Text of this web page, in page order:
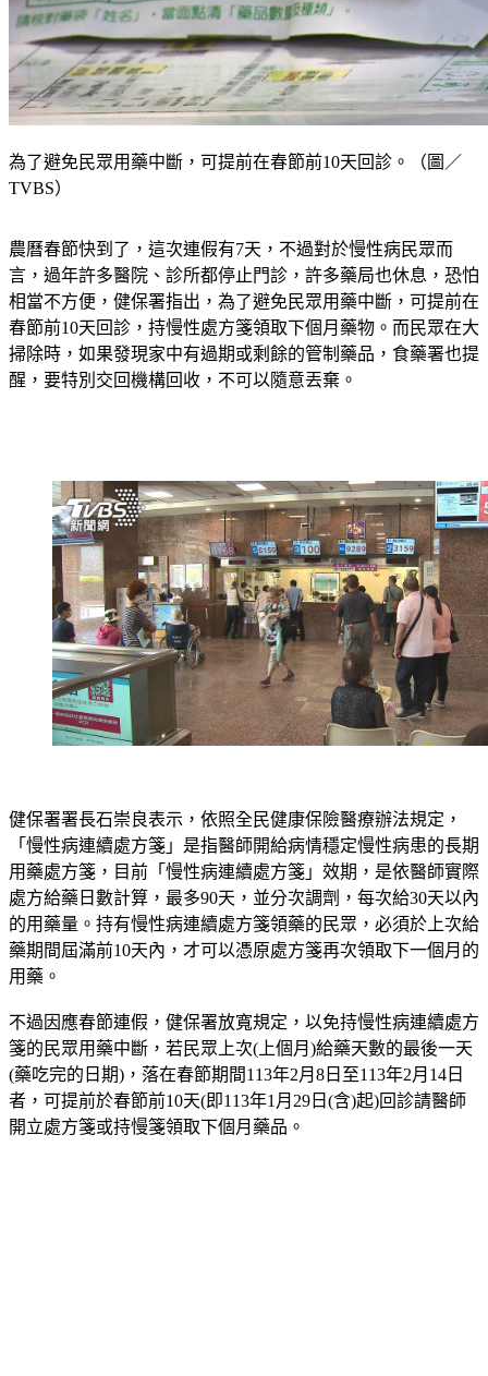
為了避免民眾用藥中斷，可提前在春節前10天回診。（圖／
TVBS）
農曆春節快到了，這次連假有7天，不過對於慢性病民眾而
言，過年許多醫院、診所都停止門診，許多藥局也休息，恐怕
相當不方便，健保署指出，為了避免民眾用藥中斷，可提前在
春節前10天回診，持慢性處方箋領取下個月藥物。而民眾在大
掃除時，如果發現家中有過期或剩餘的管制藥品，食藥署也提
醒，要特別交回機構回收，不可以隨意丟棄。
健保署署長石崇良表示，依照全民健康保險醫療辦法規定，
「慢性病連續處方箋」是指醫師開給病情穩定慢性病患的長期
用藥處方箋，目前「慢性病連續處方箋」效期，是依醫師實際
處方給藥日數計算，最多90天，並分次調劑，每次給30天以內
的用藥量。持有慢性病連續處方箋領藥的民眾，必須於上次給
藥期間屆滿前10天內，才可以憑原處方箋再次領取下一個月的
用藥。
不過因應春節連假，健保署放寬規定，以免持慢性病連續處方
箋的民眾用藥中斷，若民眾上次(上個月)給藥天數的最後一天
(藥吃完的日期)，落在春節期間113年2月8日至113年2月14日
者，可提前於春節前10天(即113年1月29日(含)起)回診請醫師
開立處方箋或持慢箋領取下個月藥品。